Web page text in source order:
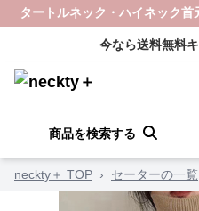
タートルネック・ハイネック
今なら送料無料
商品を検索する
neckty＋ TOP › セーターの一覧